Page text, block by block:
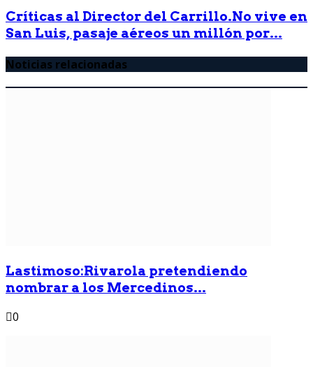
Críticas al Director del Carrillo.No vive en
San Luis, pasaje aéreos un millón por...
Noticias relacionadas
Lastimoso:Rivarola pretendiendo
nombrar a los Mercedinos...
0